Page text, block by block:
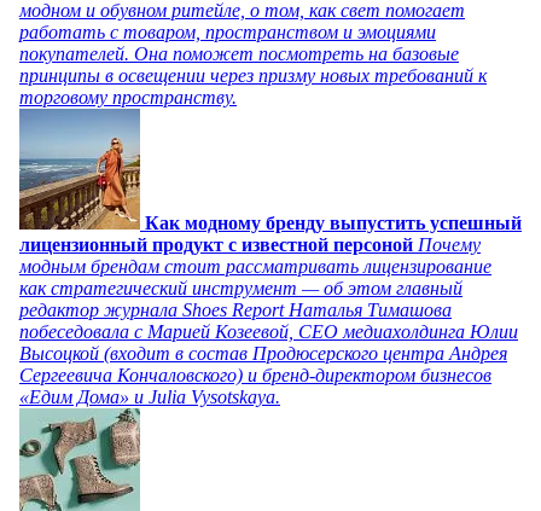
модном и обувном ритейле, о том, как свет помогает
работать с товаром, пространством и эмоциями
покупателей. Она поможет посмотреть на базовые
принципы в освещении через призму новых требований к
торговому пространству.
Как модному бренду выпустить успешный
лицензионный продукт с известной персоной Почему
модным брендам стоит рассматривать лицензирование
как стратегический инструмент — об этом главный
редактор журнала Shoes Report Наталья Тимашова
побеседовала с Марией Козеевой, СЕО медиахолдинга Юлии
Высоцкой (входит в состав Продюсерского центра Андрея
Сергеевича Кончаловского) и бренд-директором бизнесов
«Едим Дома» и Julia Vysotskaya.